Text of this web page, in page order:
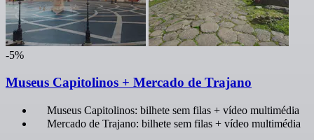
-5%
Museus Capitolinos + Mercado de Trajano
Museus Capitolinos: bilhete sem filas + vídeo multimédia
Mercado de Trajano: bilhete sem filas + vídeo multimédia